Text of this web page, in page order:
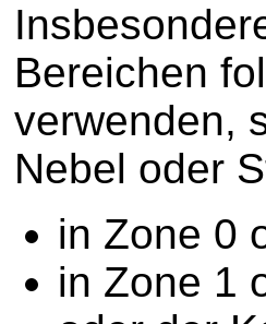
Bereichen
verwenden,
Nebel oder
in Zone 0
in Zone 1